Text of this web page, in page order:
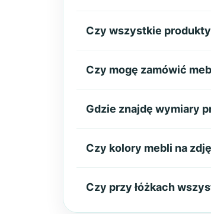
Czy wszystkie
Czy mogę zamówić
Gdzie znajdę wymiary
Czy kolory mebli na
Czy przy łóżkach